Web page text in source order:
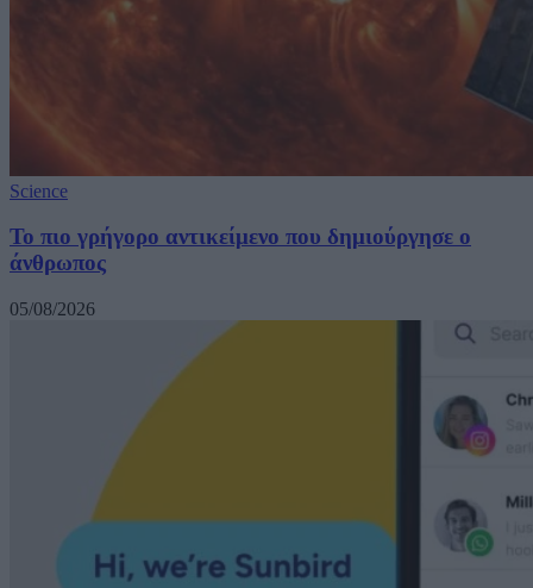
Science
Το πιο γρήγορο αντικείμενο που δημιούργησε ο
άνθρωπος
05/08/2026